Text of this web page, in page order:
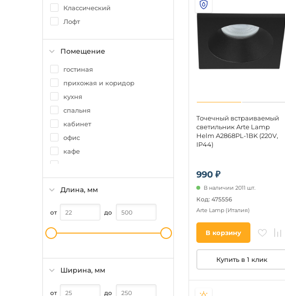
Классический
Лофт
Помещение
гостиная
прихожая и коридор
кухня
спальня
кабинет
офис
кафе
ванная
дача
над кухонным островом
зал
над обеденным столом
Длина, мм
от до
Ширина, мм
от до
990 ₽
Точечный встраиваемый
светильник Arte Lamp
Helm A2868PL-1BK (220V,
IP44)
В наличии 2011 шт.
Код: 475556
Arte Lamp (Италия)
В корзину
Купить в 1 клик